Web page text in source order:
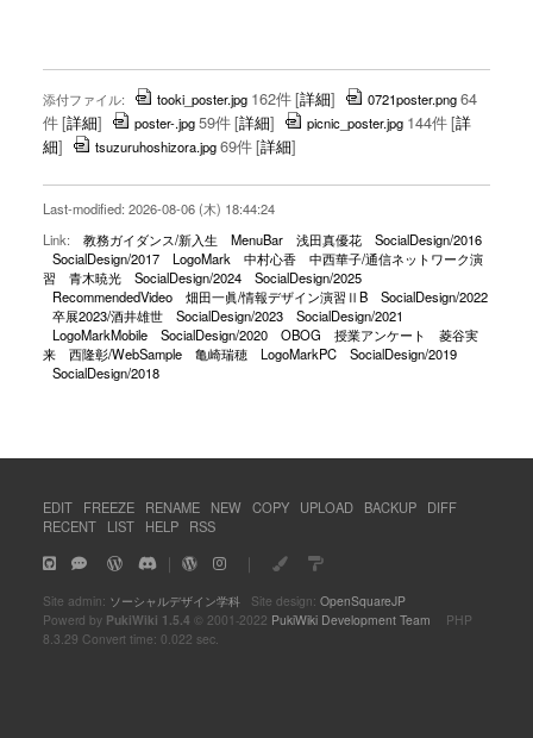
添付ファイル: tooki_poster.jpg 162件[詳細] 0721poster.png64
件[詳細] poster-.jpg59件[詳細] picnic_poster.jpg 144件[詳
細] tsuzuruhoshizora.jpg69件[詳細]
Last-modified: 2026-08-06 (木) 18:44:24
Link:
教務ガイダンス/新入生 MenuBar 浅田真優花
SocialDesign/2016
SocialDesign/2017
LogoMark 中村心香
中西華子/通信ネットワーク演
習
青木暁光 SocialDesign/2024
SocialDesign/2025
RecommendedVideo
畑田一眞/情報デザイン演習ⅡB
SocialDesign/2022
卒展2023/酒井雄世
SocialDesign/2023
SocialDesign/2021
LogoMarkMobile
SocialDesign/2020 OBOG 授業アンケート
菱谷実
来
西隆彰/WebSample 亀崎瑞穂 LogoMarkPC
SocialDesign/2019
SocialDesign/2018
EDIT FREEZE RENAME NEW COPY UPLOAD BACKUP
DIFF
RECENT
LIST HELP RSS
｜ ｜
Site admin: ソーシャルデザイン学科Site design: OpenSquareJP
Powerd by PukiWiki 1.5.4 © 2001-2022 PukiWiki Development Team PHP
8.3.29 Convert time: 0.022 sec.